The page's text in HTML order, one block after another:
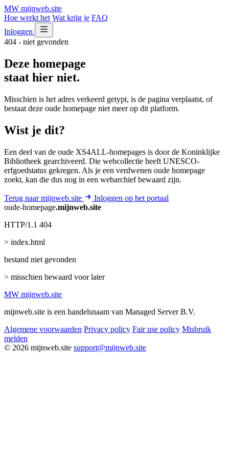
MW mijnweb.site
Hoe werkt het Wat krijg je FAQ
Inloggen
404 - niet gevonden
Deze homepage
staat hier niet.
Misschien is het adres verkeerd getypt, is de pagina verplaatst, of
bestaat deze oude homepage niet meer op dit platform.
Wist je dit?
Een deel van de oude XS4ALL-homepages is door de Koninklijke
Bibliotheek gearchiveerd. Die webcollectie heeft UNESCO-
erfgoedstatus gekregen. Als je een verdwenen oude homepage
zoekt, kan die dus nog in een webarchief bewaard zijn.
Terug naar mijnweb.site
Inloggen op het portaal
oude-homepage.mijnweb.site
HTTP/1.1 404
> index.html
bestand niet gevonden
> misschien bewaard voor later
MW mijnweb.site
mijnweb.site is een handelsnaam van Managed Server B.V.
Algemene voorwaarden Privacy policy Fair use policy Misbruik
melden
© 2026 mijnweb.site support@mijnweb.site